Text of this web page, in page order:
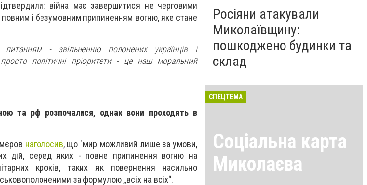
війна має завершитися не черговими
і безумовним припиненням вогню, яке стане
питанням - звільненню полонених українців і
політичні пріоритети - це наш моральний
та рф розпочалися, однак вони проходять в
наголосив, що "мир можливий лише за умови,
дій, серед яких - повне припинення вогню на
кроків, таких як повернення насильно
за формулою „всіх на всіх“.
Росіяни атакували
Миколаївщину:
пошкоджено будинки та
склад
СПЕЦТЕМА
Соціальна карта
Миколаєва